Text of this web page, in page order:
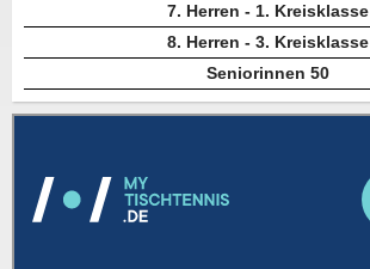
7. Herren - 1. Kreisklasse
8. Herren - 3. Kreisklasse
Seniorinnen 50